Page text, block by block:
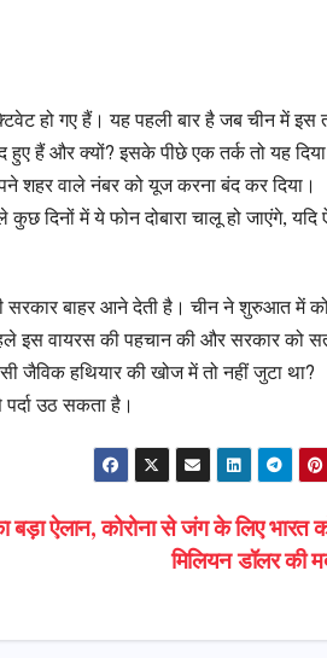
हो गए हैं। यह पहली बार है जब चीन में इस
हैं और क्यों? इसके पीछे एक तर्क तो यह
शहर वाले नंबर को यूज करना बंद कर दिया।
दिनों में ये फोन दोबारा चालू हो जाएंगे, यदि
सरकार बाहर आने देती है। चीन ने शुरुआत में
इस वायरस की पहचान की और सरकार को
जैविक हथियार की खोज में तो नहीं जुटा था?
उठ सकता है।
बड़ा ऐलान, कोरोना से जंग के लिए भारत
मिलियन डॉलर की